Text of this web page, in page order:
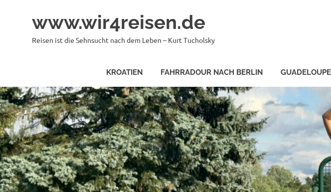
www.wir4reisen.de
Reisen ist die Sehnsucht nach dem Leben – Kurt Tucholsky
KROATIEN FAHRRADOUR NACH BERLIN GUADELOUPE